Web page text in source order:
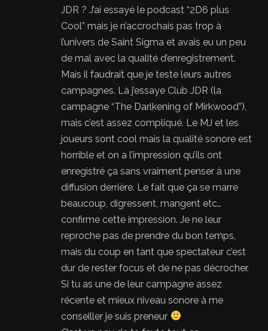
JDR ? J’ai essayé le podcast “2D6 plus
Cool” mais je n’accrochais pas trop à
l’univers de Saint Sigma et avais eu un peu
de mal avec la qualité d’enregistrement.
Mais il faudrait que je teste leurs autres
campagnes. Là j’essaye Club JDR (la
campagne “The Darlkening of Mirkwood”),
mais c’est assez compliqué. Le MJ et les
joueurs sont cool mais la qualité sonore est
horrible et on a l’impression qu’ils ont
enregistré ça sans vraiment penser à une
diffusion derrière. Le fait que ça se marre
beaucoup, digressent, mangent etc…
confirme cette impression. Je ne leur
reproche pas de prendre du bon temps,
mais du coup en tant que spectateur c’est
dur de rester focus et de ne pas décrocher.
Si tu as une de leur campagne assez
récente et mieux niveau sonore à me
conseiller je suis preneur